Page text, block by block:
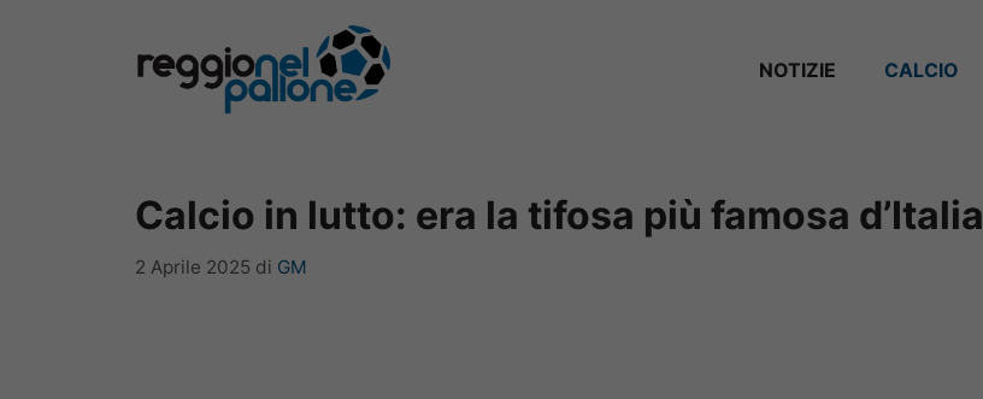
NOTIZIE CALCIO
Calcio in lutto: era la tifosa più famosa d’Italia
2 Aprile 2025 di GM